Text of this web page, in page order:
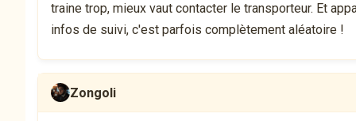
traine trop, mieux vaut contacter le transporteur. Et
infos de suivi, c'est parfois complètement aléatoire !
Zongoli